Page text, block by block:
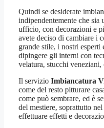
Quindi se desiderate
indipendentemente che sia
ufficio, con decorazioni e
avete deciso di cambiare i
grande stile, i nostri esperti
dipingere gli interni con
velatura, stucchi
Il servizio Imbiancatura
come del resto pitturare
come può sembrare, ed è
del mestiere, soprattutto
effettuare effetti e